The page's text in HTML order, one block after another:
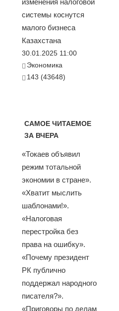
системы коснутся
малого бизнеса
Казахстана
30.01.2025 11:00
Экономика
143 (43648)
САМОЕ ЧИТАЕМОЕ
ЗА ВЧЕРА
«Токаев объявил
режим тотальной
экономии в стране».
«Хватит мыслить
шаблонами!».
«Налоговая
перестройка без
права на ошибку».
«Почему президент
РК публично
поддержал народного
писателя?».
«Приговоры по делам